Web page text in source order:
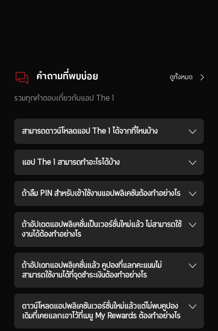
คำถามที่พบบ่อย ดูทั้งหมด
รวมทุกคำตอบเกี่ยวกับแอป The 1
สามารถดาวน์โหลดแอป The 1 ได้จากที่ไหนบ้าง
แอป The 1 สามารถทำอะไรได้บ้าง
ถ้าลืม PIN สำหรับเข้าใช้งานแอปพลิเคชันต้องทำอย่างไร
ถ้าอัปเดตแอปพลิเคชั่นเป็นเวอร์ชั่นใหม่แล้ว ไม่สามารถใช้
งานได้ต้องทำอย่างไร
ถ้าอัปเดทแอปพลิเคชั่นแล้ว คูปองที่แลกคะแนนไม่
สามารถใช้งานได้ที่จุดชำระเงินต้องทำอย่างไร
ดาวน์โหลดแอปพลิเคชันเวอร์ชั่นใหม่แล้วแต่ไม่พบคูปอง
เดิมที่เคยแลกเอาไว้ที่เมนู My Rewards ต้องทำอย่างไร